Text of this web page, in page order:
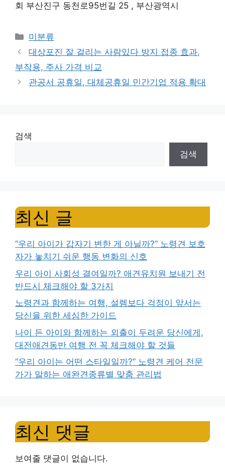
회 부산진구 동천로95번길 25 , 부산광역시
Categories
미분류
대상포진 잘 걸리는 사람있다 방지 접종 효과,
부작용, 주사 가격 비교
관공서 공휴일, 대체공휴일 민간기업 적용 확대
검색
검색
최신 글
“우리 아이가 갑자기 변한 게 아닐까?” 노령견 보호
자가 놓치기 쉬운 행동 변화의 신호
우리 아이 사회성 결여일까? 애견유치원 보내기 전
반드시 체크해야 할 3가지
노령견과 함께하는 여행, 설렘보다 걱정이 앞서는
당신을 위한 세심한 가이드
나이 든 아이와 함께하는 외출이 두려운 당신에게,
대전애견동반 여행 전 꼭 체크해야 할 것들
“우리 아이는 어떤 스타일일까?” 노령견 케어 전문
가가 말하는 애완견종류별 맞춤 관리법
최신 댓글
보여줄 댓글이 없습니다.